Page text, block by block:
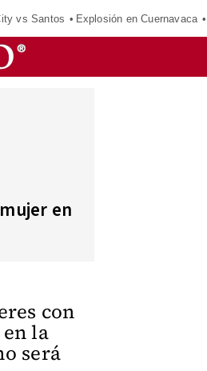
vs Santos Explosión en Cuernavaca
en
con
la
será